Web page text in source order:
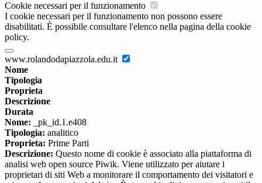
Cookie necessari per il funzionamento
I cookie necessari per il funzionamento non possono essere
disabilitati. È possibile consultare l'elenco nella pagina della cookie
policy.
www.rolandodapiazzola.edu.it
Nome
Tipologia
Proprieta
Descrizione
Durata
Nome: _pk_id.1.e408
Tipologia: analitico
Proprieta: Prime Parti
Descrizione: Questo nome di cookie è associato alla piattaforma di
analisi web open source Piwik. Viene utilizzato per aiutare i
proprietari di siti Web a monitorare il comportamento dei visitatori e